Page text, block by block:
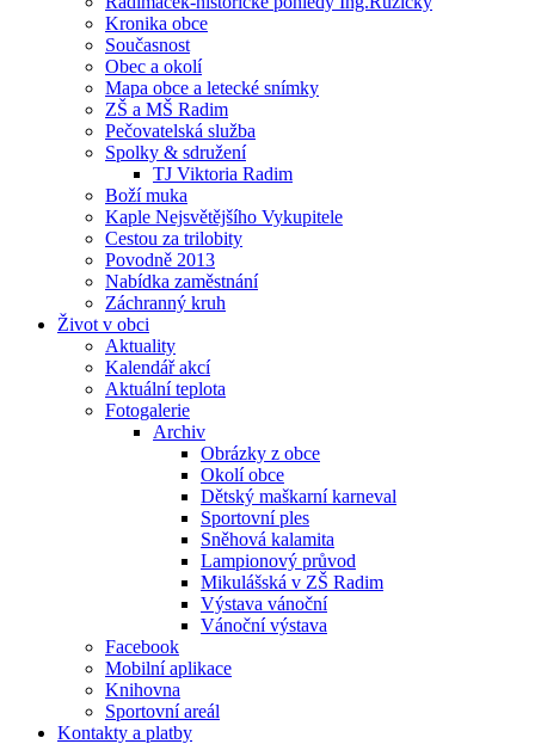
Kronika obce
Současnost
Obec a okolí
Mapa obce a letecké snímky
ZŠ a MŠ Radim
Pečovatelská služba
Spolky & sdružení
TJ Viktoria Radim
Boží muka
Kaple Nejsvětějšího Vykupitele
Cestou za trilobity
Povodně 2013
Nabídka zaměstnání
Záchranný kruh
Život v obci
Aktuality
Kalendář akcí
Aktuální teplota
Fotogalerie
Archiv
Obrázky z obce
Okolí obce
Dětský maškarní karneval
Sportovní ples
Sněhová kalamita
Lampionový průvod
Mikulášská v ZŠ Radim
Výstava vánoční
Vánoční výstava
Facebook
Mobilní aplikace
Knihovna
Sportovní areál
Kontakty a platby